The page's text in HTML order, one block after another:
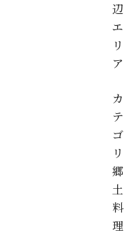
辺
エ
リ
ア
カ
テ
ゴ
リ
郷
土
料
理